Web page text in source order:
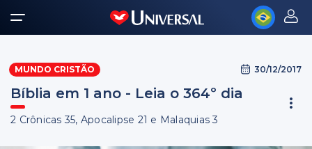
MUNDO CRISTÃO 30/12/2017
Bíblia em 1 ano - Leia o 364º dia
2 Crônicas 35, Apocalipse 21 e Malaquias 3